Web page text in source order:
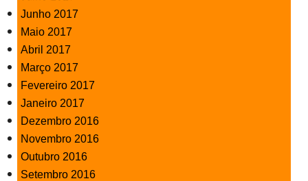
Junho 2017
Maio 2017
Abril 2017
Março 2017
Fevereiro 2017
Janeiro 2017
Dezembro 2016
Novembro 2016
Outubro 2016
Setembro 2016